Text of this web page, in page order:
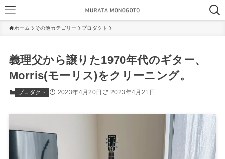
ホーム その他カテゴリー プロダクト
義理父から譲りた1970年代のギター、
Morris(モーリス)をクリーニング。
プロダクト 2023年4月20日 2023年4月21日